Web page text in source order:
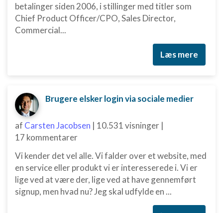
betalinger siden 2006, i stillinger med titler som
Chief Product Officer/CPO, Sales Director,
Commercial...
Læs mere
Brugere elsker login via sociale medier
af Carsten Jacobsen | 10.531 visninger |
17 kommentarer
Vi kender det vel alle. Vi falder over et website, med
en service eller produkt vi er interesserede i. Vi er
lige ved at være der, lige ved at have gennemført
signup, men hvad nu? Jeg skal udfylde en ...